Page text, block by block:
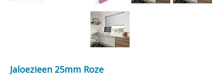
Jaloezieen 25mm Roze